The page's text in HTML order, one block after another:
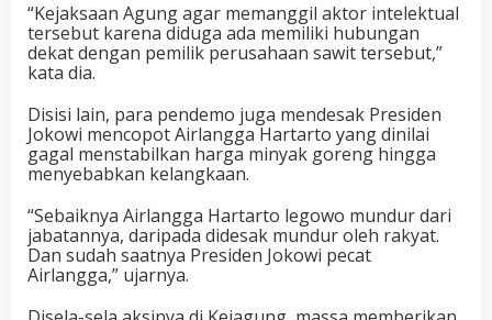
“Kejaksaan Agung agar memanggil aktor intelektual
tersebut karena diduga ada memiliki hubungan
dekat dengan pemilik perusahaan sawit tersebut,”
kata dia.
Disisi lain, para pendemo juga mendesak Presiden
Jokowi mencopot Airlangga Hartarto yang dinilai
gagal menstabilkan harga minyak goreng hingga
menyebabkan kelangkaan.
“Sebaiknya Airlangga Hartarto legowo mundur dari
jabatannya, daripada didesak mundur oleh rakyat.
Dan sudah saatnya Presiden Jokowi pecat
Airlangga,” ujarnya.